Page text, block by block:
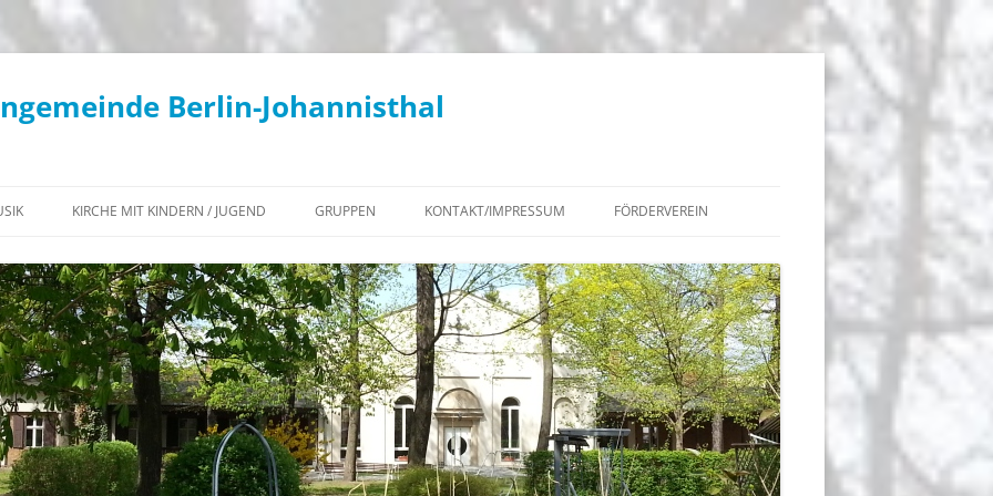
Berlin-Johannisthal
KIRCHE MIT KINDERN / JUGEND
KIKI – TERMINE
KONFIRMATION 2027
JUGEND – AKTUELLES
JG²
JUGEND – TERMINE
GRUPPEN
KLIMATEAM
BEGEGNUNGS-CAFÉ
KONTEMPLATIONSABENDE IN DER
KIRCHENGEMEINDE
JOHANNISTHAL
DIAKONISCHER ARBEITSKREIS
KONTAKT/IMPRESSUM FÖRDERVEREIN
TERMINE